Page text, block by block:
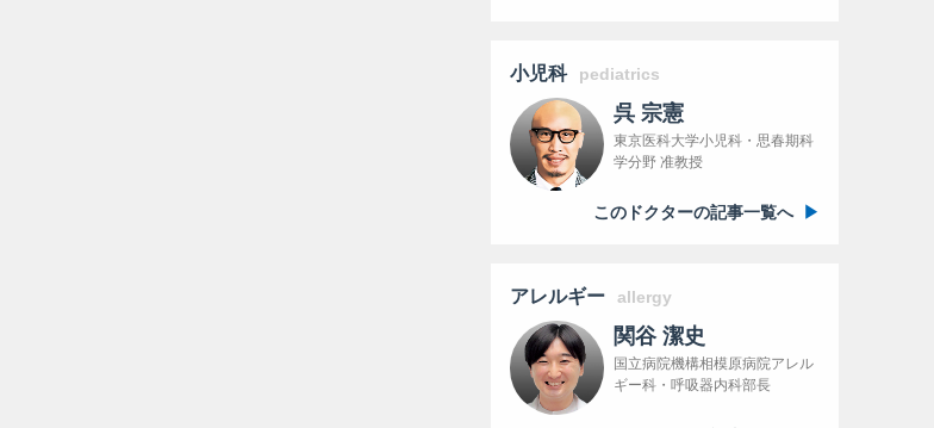
小児科 pediatrics
呉 宗憲
東京医科大学小児科・思春期科
学分野 准教授
このドクターの記事一覧へ
アレルギー allergy
関谷 潔史
国立病院機構相模原病院アレル
ギー科・呼吸器内科部長